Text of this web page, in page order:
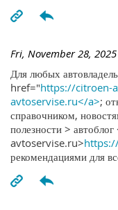
Fri, November 28,
Для любых
href="https://citroen-
avtoservise.ru</a>;
справочником,
полезности >
avtoservise.ru>
рекомендациями для